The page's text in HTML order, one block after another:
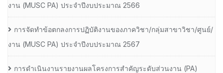
งาน (MUSC PA) ประจำปีงบประมาณ 2566
การจัดทำข้อตกลงการปฏิบัติงานของภาควิชา/กลุ่มสาขาวิชา/ศูนย์/
งาน (MUSC PA) ประจำปีงบประมาณ 2567
การดำเนินงานรายงานผลโครงการสำคัญระดับส่วนงาน (PA)